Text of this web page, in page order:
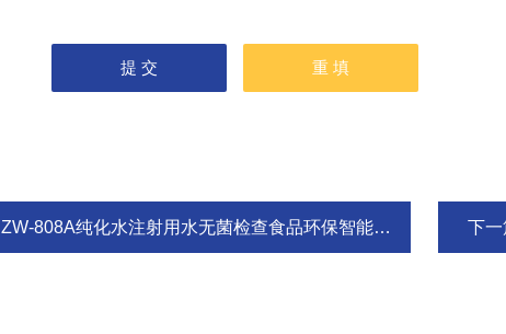
ZW-808A纯化水注射用水无菌检查食品环保智能集菌仪 下一